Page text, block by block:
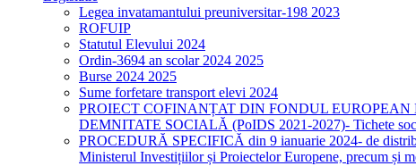
Legea invatamantului preuniversitar-198 2023
ROFUIP
Statutul Elevului 2024
Ordin-3694 an scolar 2024 2025
Burse 2024 2025
Sume forfetare transport elevi 2024
PROIECT COFINANȚAT DIN FONDUL
DEMNITATE SOCIALĂ (PoIDS 2021-2027)- Tichete
PROCEDURĂ SPECIFICĂ din 9 ianuarie 2024- de
Ministerul Investițiilor și Proiectelor Europene, precum și